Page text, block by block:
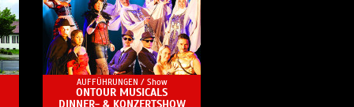
AUFFÜHRUNGEN / Show
ONTOUR MUSICALS
DINNER- & KONZERTSHOW